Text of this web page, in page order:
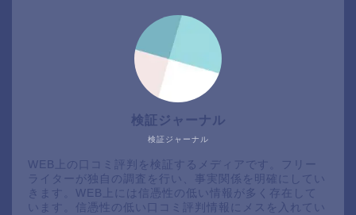
検証ジャーナル
検証ジャーナル
WEB上の口コミ評判を検証するメディアです。フリー
ライターが独自の調査を行い、事実関係を明確にしてい
きます。WEB上には信憑性の低い情報が多く存在して
います。信憑性の低い口コミ評判情報にメスを入れてい